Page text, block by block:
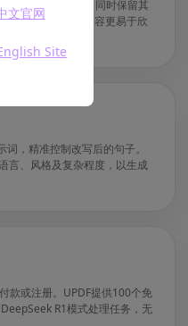
文官网
Site
清晰度与易读性，同时保留其
于读者阅读，让内容更易于欣
，精准控制改写后的句子。
言、风格及复杂程度，以生成
款或注册。UPDF提供100个免
R1模式处理任务，无